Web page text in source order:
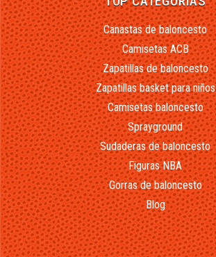
Canastas de baloncesto
Camisetas ACB
Zapatillas de baloncesto
Zapatillas basket para niños
Camisetas baloncesto
Sprayground
Sudaderas de baloncesto
Figuras NBA
Gorras de baloncesto
Blog